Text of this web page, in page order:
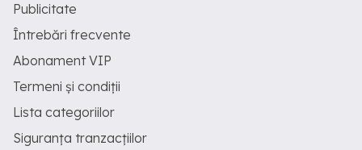
Publicitate
Întrebări frecvente
Abonament VIP
Termeni și condiții
Lista categoriilor
Siguranța tranzacțiilor